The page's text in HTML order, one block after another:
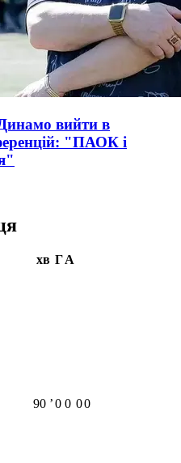
вийти в
"ПАОК і
хв ГА
90 ʼ0 0 00